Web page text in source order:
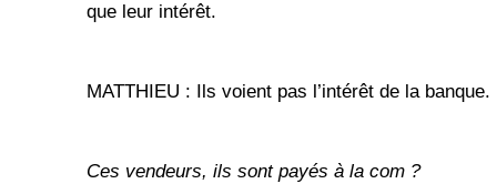
que leur intérêt.
MATTHIEU : Ils voient pas l’intérêt de la banque.
Ces vendeurs, ils sont payés à la com ?